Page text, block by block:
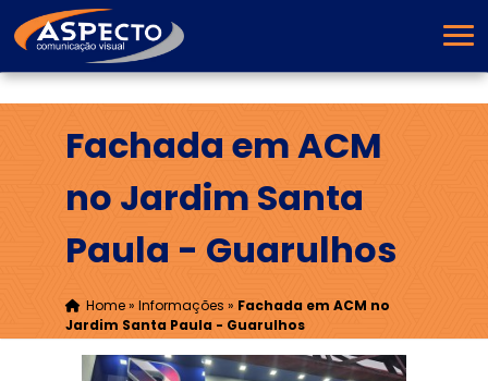
Fachada em ACM
no Jardim Santa
Paula - Guarulhos
Home» Informações » Fachada em ACM no
Jardim Santa Paula - Guarulhos